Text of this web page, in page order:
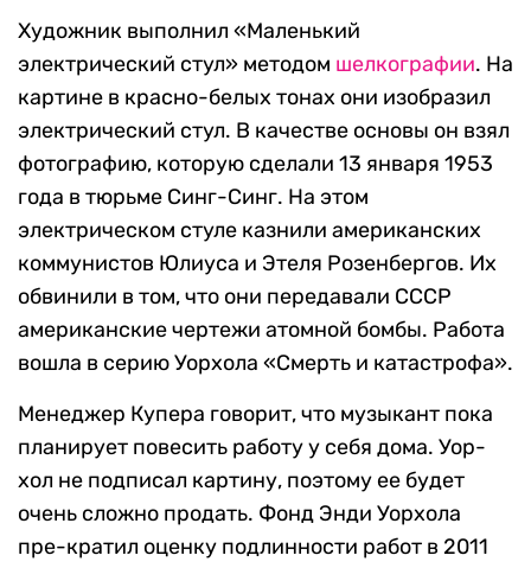
Художник выполнил «Маленький
электрический стул» методом шелкографии. На
картине в красно-белых тонах они изобразил
электрический стул. В качестве основы он взял
фотографию, которую сделали 13 января 1953
года в тюрьме Синг-Синг. На этом
электрическом стуле казнили американских
коммунистов Юлиуса и Этеля Розенбергов. Их
обвинили в том, что они передавали СССР
американские чертежи атомной бомбы. Работа
вошла в серию Уорхола «Смерть и катастрофа».
Менеджер Купера говорит, что музыкант пока
планирует повесить работу у себя дома. Уор-
хол не подписал картину, поэтому ее будет
очень сложно продать. Фонд Энди Уорхола
пре-кратил оценку подлинности работ в 2011